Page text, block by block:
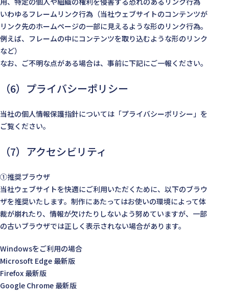
いわゆるフレームリンク行為（当社ウェブサイトのコンテンツが
リンク先のホームページの一部に見えるような形のリンク行為。
例えば、フレームの中にコンテンツを取り込むような形のリンク
など）
なお、ご不明な点がある場合は、事前に下記にご一報ください。
（6）プライバシーポリシー
当社の個人情報保護指針については「プライバシーポリシー」を
ご覧ください。
（7）アクセシビリティ
①推奨ブラウザ
当社ウェブサイトを快適にご利用いただくために、以下のブラウ
ザを推奨いたします。制作にあたってはお使いの環境によって体
裁が崩れたり、情報が欠けたりしないよう努めていますが、一部
の古いブラウザでは正しく表示されない場合があります。
Windowsをご利用の場合
Microsoft Edge 最新版
Firefox 最新版
Google Chrome 最新版